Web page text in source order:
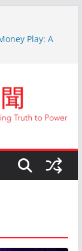
Play: A
expert
Complet pour